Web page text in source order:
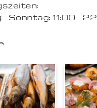
Sonntag: 11:00 -